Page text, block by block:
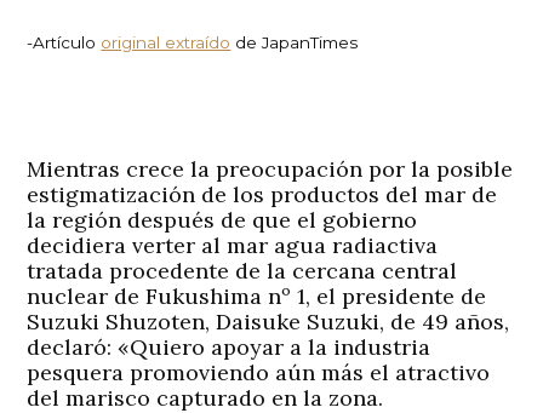
-Artículo original extraído de JapanTimes
Mientras crece la preocupación por la posible
estigmatización de los productos del mar de
la región después de que el gobierno
decidiera verter al mar agua radiactiva
tratada procedente de la cercana central
nuclear de Fukushima nº 1, el presidente de
Suzuki Shuzoten, Daisuke Suzuki, de 49 años,
declaró: «Quiero apoyar a la industria
pesquera promoviendo aún más el atractivo
del marisco capturado en la zona.